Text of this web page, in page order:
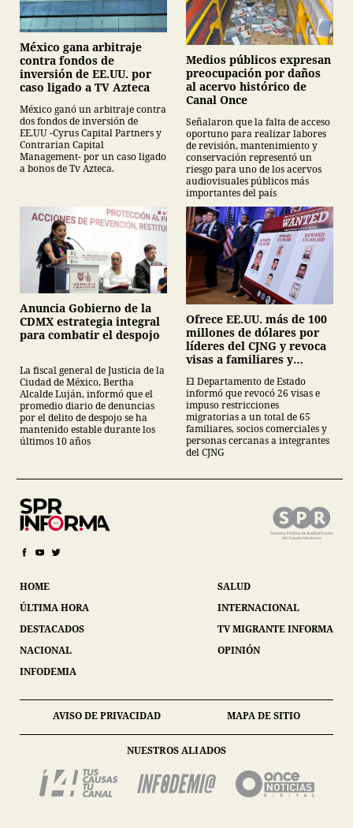
México gana arbitraje
contra fondos de
inversión de EE.UU. por
caso ligado a TV Azteca
México ganó un arbitraje contra
dos fondos de inversión de
EE.UU -Cyrus Capital Partners y
Contrarian Capital
Management- por un caso ligado
a bonos de Tv Azteca.
Medios públicos expresan
preocupación por daños
al acervo histórico de
Canal Once
Señalaron que la falta de acceso
oportuno para realizar labores
de revisión, mantenimiento y
conservación representó un
riesgo para uno de los acervos
audiovisuales públicos más
importantes del país
Anuncia Gobierno de la
CDMX estrategia integral
para combatir el despojo
La fiscal general de Justicia de la
Ciudad de México, Bertha
Alcalde Luján, informó que el
promedio diario de denuncias
por el delito de despojo se ha
mantenido estable durante los
últimos 10 años
Ofrece EE.UU. más de 100
millones de dólares por
líderes del CJNG y revoca
visas a familiares y
El Departamento de Estado
informó que revocó 26 visas e
impuso restricciones
migratorias a un total de 65
familiares, socios comerciales y
personas cercanas a integrantes
del CJNG
HOME
ÚLTIMA HORA
DESTACADOS
NACIONAL
INFODEMIA
SALUD
INTERNACIONAL
TV MIGRANTE INFORMA
OPINIÓN
AVISO DE PRIVACIDAD MAPA DE SITIO
NUESTROS ALIADOS